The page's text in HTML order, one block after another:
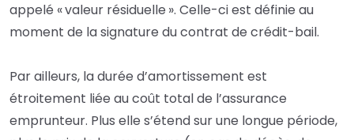
appelé « valeur résiduelle ». Celle-ci est définie au
moment de la signature du contrat de crédit-bail.
Par ailleurs, la durée d’amortissement est
étroitement liée au coût total de l’assurance
emprunteur. Plus elle s’étend sur une longue période,